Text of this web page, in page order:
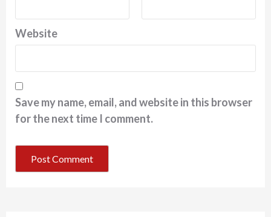
Website
Save my name, email, and website in this browser
for the next time I comment.